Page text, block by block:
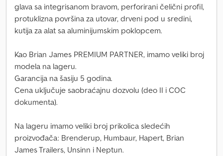
glava sa integrisanom bravom, perforirani čelični profil,
protuklizna površina za utovar, drveni pod u sredini,
kutija za alat sa aluminijumskim poklopcem.
Kao Brian James PREMIUM PARTNER, imamo veliki broj
modela na lageru.
Garancija na šasiju 5 godina.
Cena uključuje saobraćajnu dozvolu (deo II i COC
dokumenta).
Na lageru imamo veliki broj prikolica sledećih
proizvođača: Brenderup, Humbaur, Hapert, Brian
James Trailers, Unsinn i Neptun.